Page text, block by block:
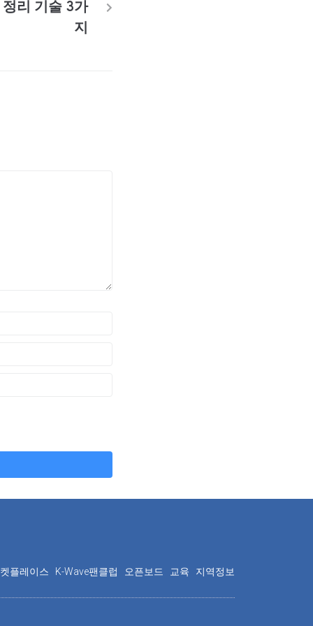
리 기술 3가
지
플레이스 K-Wave팬클럽 오픈보드 교육 지역정보